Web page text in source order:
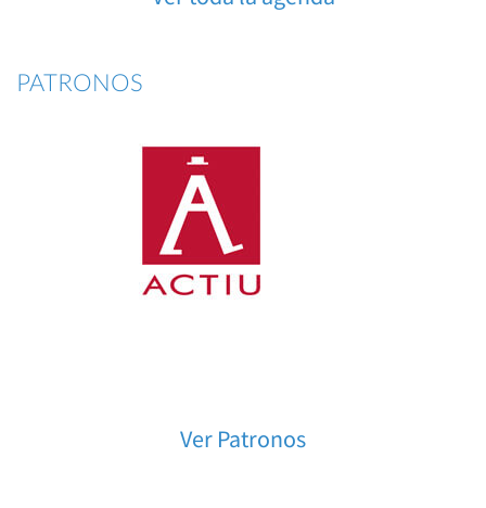
PATRONOS
Ver Patronos